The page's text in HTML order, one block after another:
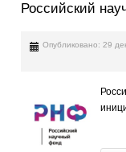
Российский
Опубликовано: 29